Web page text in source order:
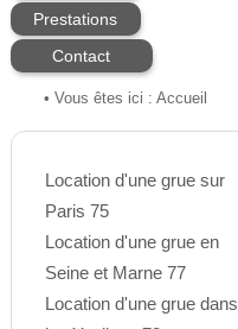
Prestations
Contact
• Vous êtes ici : Accueil
Location d'une grue sur
Paris 75
Location d'une grue en
Seine et Marne 77
Location d'une grue dans